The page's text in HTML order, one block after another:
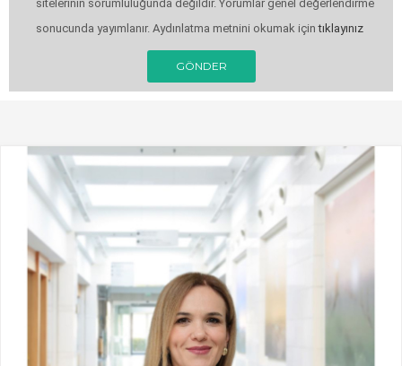
sitelerinin sorumluluğunda değildir. Yorumlar genel değerlendirme
sonucunda yayımlanır. Aydınlatma metnini okumak içintıklayınız
GÖNDER